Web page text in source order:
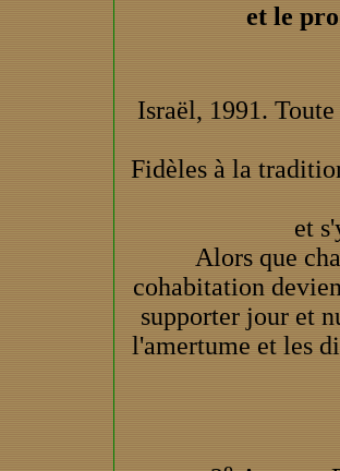
et le
Israël, 1991.
Fidèles à la
et
Alors que
cohabitation
supporter jour et
l'amertume et les